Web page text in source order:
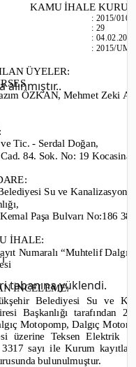
tabanına yüklendi.
KAMU İHALE
:2015/010
:29
:
:2015/
ÜYELER:
ÖZKAN, Mehmet Zeki
Tic. - Serdal Doğan,
84. Sok. No: 19 Kocasi
Su ve Kanalizasyon
Paşa Bulvarı No:186
İHALE:
Numaralı “Muhtelif
İNCELEME:
Belediyesi Su ve
Başkanlığı tarafından
Motopomp, Dalgıç Motor
üzerine Teksen Elektrik
3317sayı ile Kurum
bulunulmuştur.